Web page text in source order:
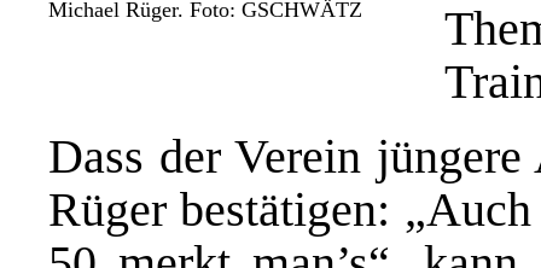
Michael Rüger. Foto: GSCHWÄTZ
Dass der Verein
Rüger bestätigen: